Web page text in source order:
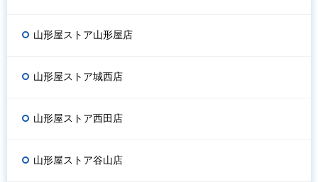
山形屋ストア山形屋店
山形屋ストア城西店
山形屋ストア西田店
山形屋ストア谷山店